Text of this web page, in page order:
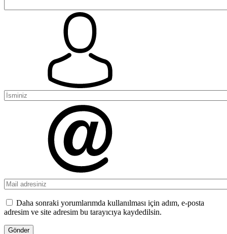
Daha sonraki yorumlarımda kullanılması için adım, e-posta
adresim ve site adresim bu tarayıcıya kaydedilsin.